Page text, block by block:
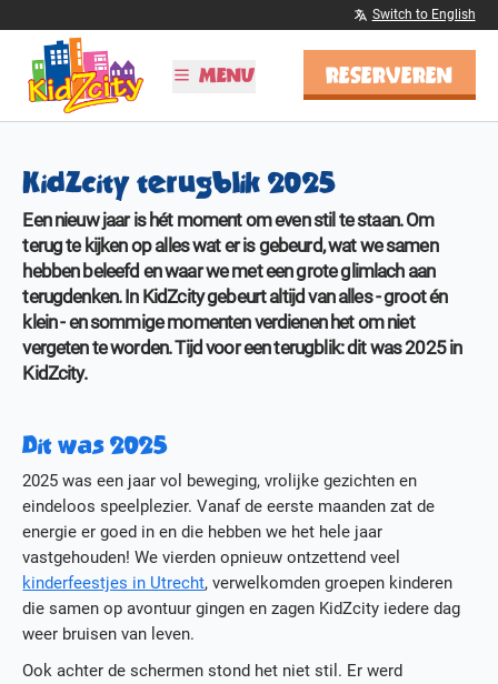
Switch to English
MENU
Tijden & Tarieven
Kinderfeestjes
Schoolreisjes
Vier Sinterklaas!
BSO
ONTDEK KIDZCITY
Informatie
Kleurplaten
MEER
Actueel
Media
Contact
Werken bij KidZcity
Stage bij KidZcity
Actie
RESERVEREN
KidZcity terugblik 2025
Een nieuw jaar is hét moment om even stil te staan. Om
terug te kijken op alles wat er is gebeurd, wat we samen
hebben beleefd en waar we met een grote glimlach aan
terugdenken. In KidZcity gebeurt altijd van alles - groot én
klein - en sommige momenten verdienen het om niet
vergeten te worden. Tijd voor een terugblik: dit was 2025 in
KidZcity.
Dit was 2025
2025 was een jaar vol beweging, vrolijke gezichten en
eindeloos speelplezier. Vanaf de eerste maanden zat de
energie er goed in en die hebben we het hele jaar
vastgehouden! We vierden opnieuw ontzettend veel
kinderfeestjes in Utrecht, verwelkomden groepen kinderen
die samen op avontuur gingen en zagen KidZcity iedere dag
weer bruisen van leven.
Ook achter de schermen stond het niet stil. Er werd